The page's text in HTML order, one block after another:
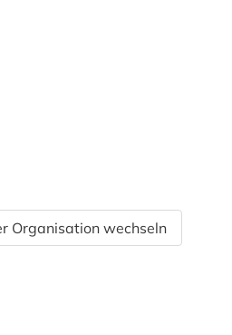
Organisation wechseln